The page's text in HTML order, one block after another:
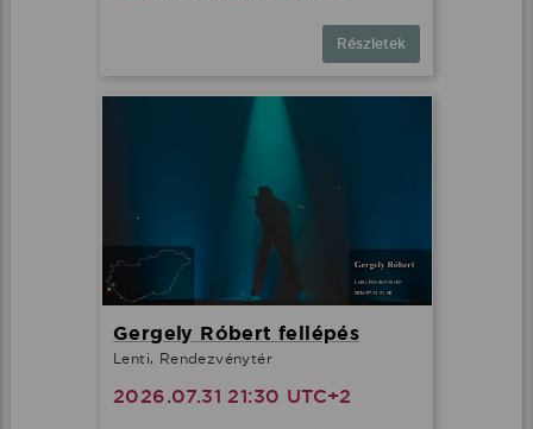
Részletek
Gergely Róbert fellépés
Lenti, Rendezvénytér
2026.07.31 21:30 UTC+2